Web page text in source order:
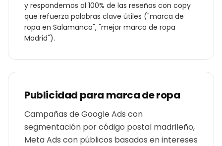
y respondemos al 100% de las reseñas con copy
que refuerza palabras clave útiles ("marca de
ropa en Salamanca", "mejor marca de ropa
Madrid").
Publicidad para marca de ropa
Campañas de Google Ads con
segmentación por código postal madrileño,
Meta Ads con públicos basados en intereses